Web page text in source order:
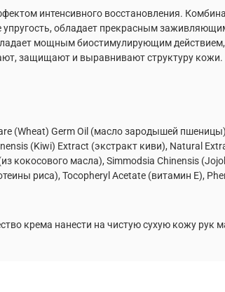
интенсивного восстановления.
упругость, обладает прекрасным
мощным биостимулирующим
защищают и выравнивают структуру кожи.
(Wheat) Germ Oil (масло зародышей
(Kiwi) Extract (экстракт киви), Natural
кокосового масла), Simmodsia Chinensis
риса), Tocopheryl Acetate (витамин Е),
крема нанести на чистую сухую кожу